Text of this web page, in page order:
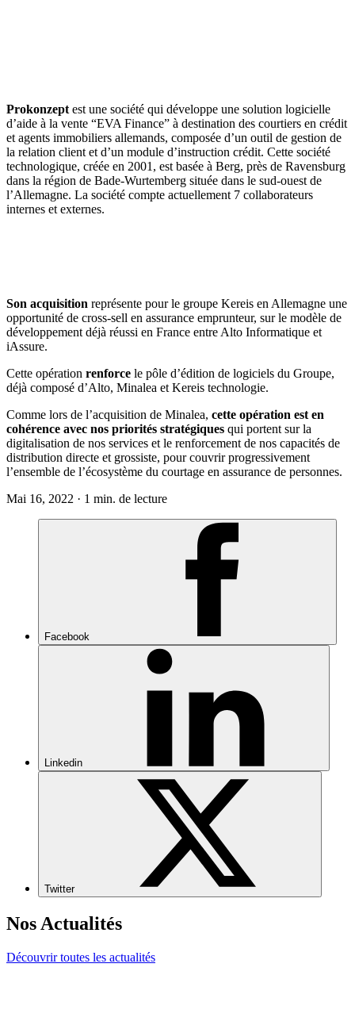
Prokonzept est une société qui développe une solution logicielle
d’aide à la vente “EVA Finance” à destination des courtiers en crédit
et agents immobiliers allemands, composée d’un outil de gestion de
la relation client et d’un module d’instruction crédit. Cette société
technologique, créée en 2001, est basée à Berg, près de Ravensburg
dans la région de Bade-Wurtemberg située dans le sud-ouest de
l’Allemagne. La société compte actuellement 7 collaborateurs
internes et externes.
Son acquisition représente pour le groupe Kereis en Allemagne une
opportunité de cross-sell en assurance emprunteur, sur le modèle de
développement déjà réussi en France entre Alto Informatique et
iAssure.
Cette opération renforce le pôle d’édition de logiciels du Groupe,
déjà composé d’Alto, Minalea et Kereis technologie.
Comme lors de l’acquisition de Minalea, cette opération est en
cohérence avec nos priorités stratégiques qui portent sur la
digitalisation de nos services et le renforcement de nos capacités de
distribution directe et grossiste, pour couvrir progressivement
l’ensemble de l’écosystème du courtage en assurance de personnes.
Mai 16, 2022 · 1 min. de lecture
Facebook
Linkedin
Twitter
Nos Actualités
Découvrir toutes les actualités